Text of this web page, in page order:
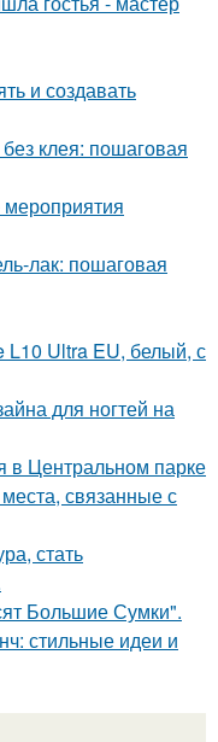
и создавать
клея: пошаговая
лак: пошаговая
Ultra EU, белый, с
для ногтей на
в Центральном парке
связанные с
стать
Большие Сумки".
стильные идеи и